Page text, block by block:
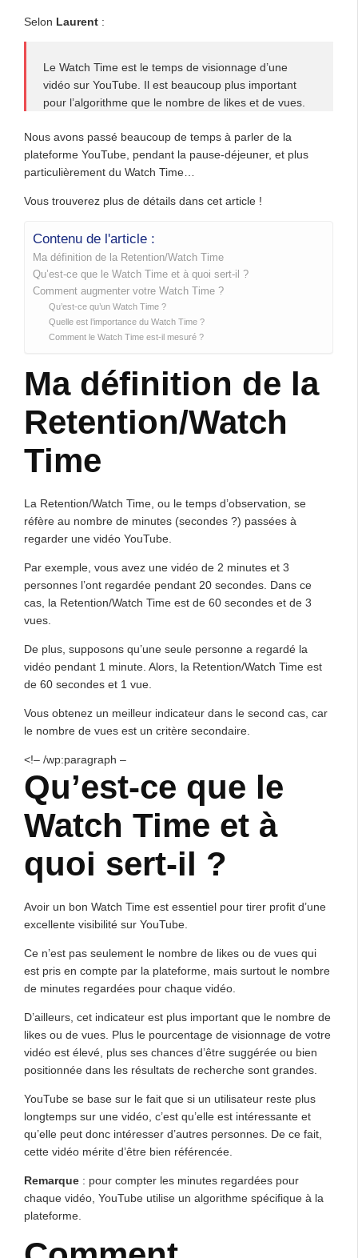
Selon Laurent :
Le Watch Time est le temps de visionnage d’une
vidéo sur YouTube. Il est beaucoup plus important
pour l’algorithme que le nombre de likes et de vues.
Nous avons passé beaucoup de temps à parler de la
plateforme YouTube, pendant la pause-déjeuner, et plus
particulièrement du Watch Time…
Vous trouverez plus de détails dans cet article !
Contenu de l'article :
Ma définition de la Retention/Watch Time
Qu’est-ce que le Watch Time et à quoi sert-il ?
Comment augmenter votre Watch Time ?
Qu’est-ce qu’un Watch Time ?
Quelle est l’importance du Watch Time ?
Comment le Watch Time est-il mesuré ?
Ma définition de la
Retention/Watch
Time
La Retention/Watch Time, ou le temps d’observation, se
réfère au nombre de minutes (secondes ?) passées à
regarder une vidéo YouTube.
Par exemple, vous avez une vidéo de 2 minutes et 3
personnes l’ont regardée pendant 20 secondes. Dans ce
cas, la Retention/Watch Time est de 60 secondes et de 3
vues.
De plus, supposons qu’une seule personne a regardé la
vidéo pendant 1 minute. Alors, la Retention/Watch Time est
de 60 secondes et 1 vue.
Vous obtenez un meilleur indicateur dans le second cas, car
le nombre de vues est un critère secondaire.
<!– /wp:paragraph –
Qu’est-ce que le
Watch Time et à
quoi sert-il ?
Avoir un bon Watch Time est essentiel pour tirer profit d’une
excellente visibilité sur YouTube.
Ce n’est pas seulement le nombre de likes ou de vues qui
est pris en compte par la plateforme, mais surtout le nombre
de minutes regardées pour chaque vidéo.
D’ailleurs, cet indicateur est plus important que le nombre de
likes ou de vues. Plus le pourcentage de visionnage de votre
vidéo est élevé, plus ses chances d’être suggérée ou bien
positionnée dans les résultats de recherche sont grandes.
YouTube se base sur le fait que si un utilisateur reste plus
longtemps sur une vidéo, c’est qu’elle est intéressante et
qu’elle peut donc intéresser d’autres personnes. De ce fait,
cette vidéo mérite d’être bien référencée.
Remarque : pour compter les minutes regardées pour
chaque vidéo, YouTube utilise un algorithme spécifique à la
plateforme.